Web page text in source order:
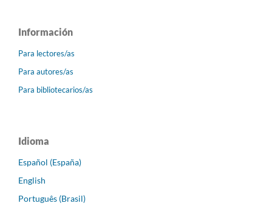
Información
Para lectores/as
Para autores/as
Para bibliotecarios/as
Idioma
Español (España)
English
Português (Brasil)